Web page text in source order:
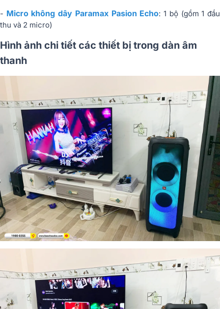
- Micro không dây Paramax Pasion Echo: 1 bộ (gồm 1 đầu
thu và 2 micro)
Hình ảnh chi tiết các thiết bị trong dàn âm
thanh